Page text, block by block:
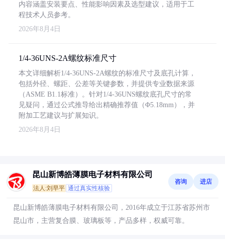
内容涵盖安装要点、性能影响因素及选型建议，适用于工
程技术人员参考。
2026年8月4日
1/4-36UNS-2A螺纹标准尺寸
本文详细解析1/4-36UNS-2A螺纹的标准尺寸及底孔计算，
包括外径、螺距、公差等关键参数，并提供专业数据来源
（ASME B1.1标准）。针对1/4-36UNS螺纹底孔尺寸的常
见疑问，通过公式推导给出精确推荐值（Φ5.18mm），并
附加工艺建议与扩展知识。
2026年8月4日
昆山新博皓薄膜电子材料有限公司
法人:刘早平 通过真实性核验
咨询 进店
昆山新博皓薄膜电子材料有限公司，2016年成立于江苏省苏州市
昆山市，主营复合膜、玻璃板等，产品多样，权威可靠。